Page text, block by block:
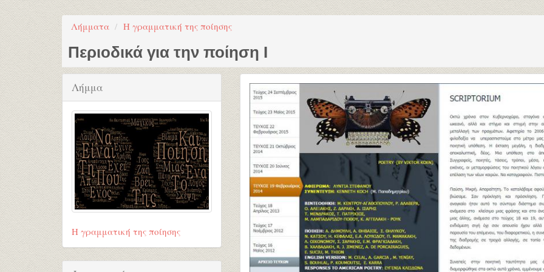
Λήμματα Η γραμματική της ποίησης
Περιοδικά για την ποίηση Ι
Λήμμα
Η γραμματική της ποίησης